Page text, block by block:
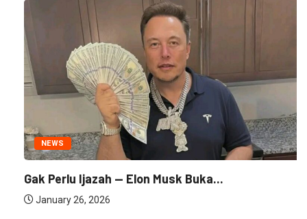
NEWS
Gak Perlu Ijazah — Elon Musk Buka...
January 26, 2026